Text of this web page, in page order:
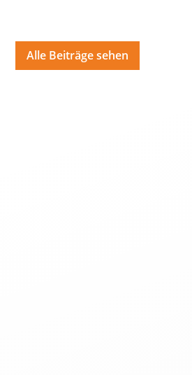
Alle Beiträge sehen